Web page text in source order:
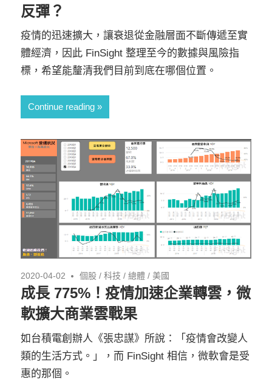
反彈？
疫情的迅速擴大，讓衰退從金融層面不斷傳遞至實
體經濟，因此 FinSight 整理至今的數據與風險指
標，希望能釐清我們目前到底在哪個位置。
Continue reading
2020-04-02 個股 /科技 /總體 /美國
成長 775%！疫情加速企業轉雲，微
軟擴大商業雲戰果
如台積電創辦人《張忠謀》所說：「疫情會改變人
類的生活方式。」，而 FinSight 相信，微軟會是受
惠的那個。